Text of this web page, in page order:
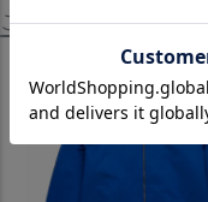
この商品を見たお客